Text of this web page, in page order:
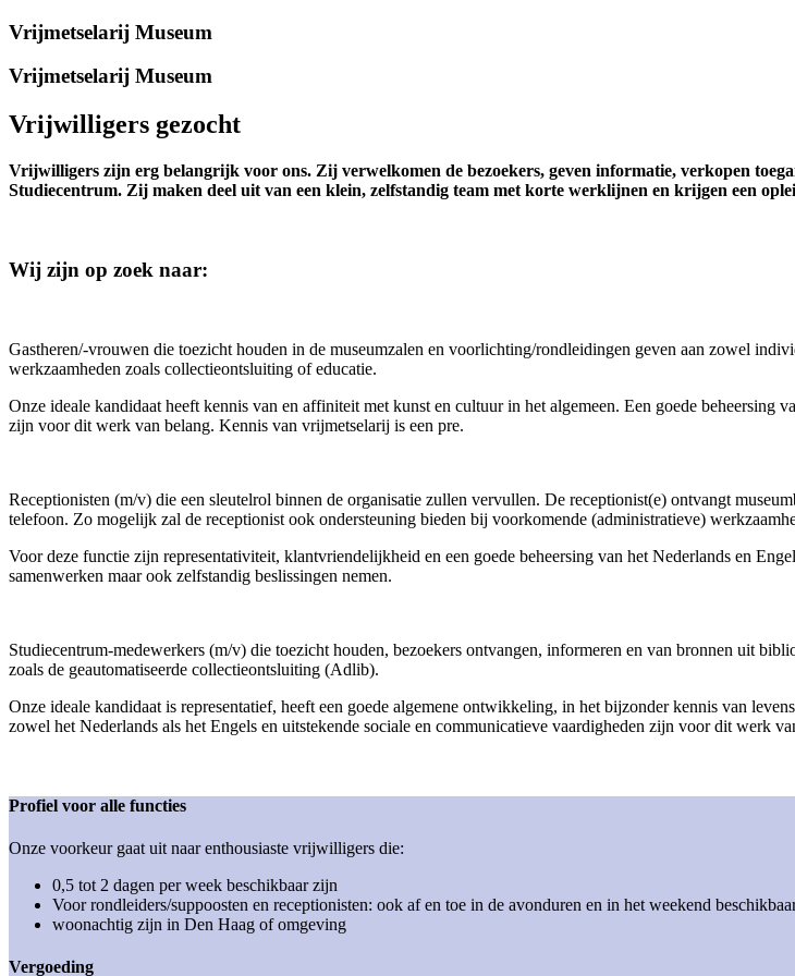
Vrijmetselarij Museum
Vrijmetselarij Museum
Vrijwilligers gezocht
Vrijwilligers zijn erg belangrijk voor ons. Zij verwelkomen de bezoekers, geven informatie, verkopen
Studiecentrum. Zij maken deel uit van een klein, zelfstandig team met korte werklijnen en krijgen een
Wij zijn op zoek naar:
Gastheren/-vrouwen die toezicht houden in de museumzalen en voorlichting/rondleidingen geven aan zowel
werkzaamheden zoals collectieontsluiting of educatie.
Onze ideale kandidaat heeft kennis van en affiniteit met kunst en cultuur in het algemeen. Een goede beheersing
zijn voor dit werk van belang. Kennis van vrijmetselarij is een pre.
Receptionisten (m/v) die een sleutelrol binnen de organisatie zullen vervullen. De receptionist(e) ontvangt
telefoon. Zo mogelijk zal de receptionist ook ondersteuning bieden bij voorkomende (administratieve)
Voor deze functie zijn representativiteit, klantvriendelijkheid en een goede beheersing van het Nederlands en
samenwerken maar ook zelfstandig beslissingen nemen.
Studiecentrum-medewerkers (m/v) die toezicht houden, bezoekers ontvangen, informeren en van bronnen uit
zoals de geautomatiseerde collectieontsluiting (Adlib).
Onze ideale kandidaat is representatief, heeft een goede algemene ontwikkeling, in het bijzonder kennis van
zowel het Nederlands als het Engels en uitstekende sociale en communicatieve vaardigheden zijn voor dit werk
Profiel voor alle functies
Onze voorkeur gaat uit naar enthousiaste vrijwilligers die:
0,5 tot 2 dagen per week beschikbaar zijn
Voor rondleiders/suppoosten en receptionisten: ook af en toe in de avonduren en in het weekend
woonachtig zijn in Den Haag of omgeving
Vergoeding